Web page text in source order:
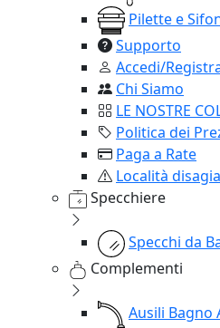
Pilette e
Supporto
Accedi/
Chi Siamo
LE NOSTRE
Politica dei
Paga a Rate
Località
Specchiere
Specchi da
Complementi
Ausili Bagno